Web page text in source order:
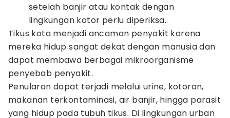
setelah banjir atau kontak dengan
lingkungan kotor perlu diperiksa.
Tikus kota menjadi ancaman penyakit karena
mereka hidup sangat dekat dengan manusia dan
dapat membawa berbagai mikroorganisme
penyebab penyakit.
Penularan dapat terjadi melalui urine, kotoran,
makanan terkontaminasi, air banjir, hingga parasit
yang hidup pada tubuh tikus. Di lingkungan urban